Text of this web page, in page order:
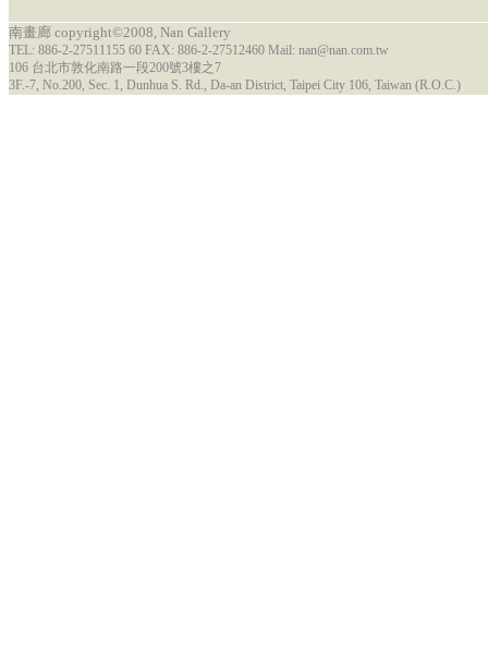
南畫廊 copyright©2008, Nan Gallery
TEL: 886-2-27511155 60 FAX: 886-2-27512460 Mail: nan@nan.com.tw
106 台北市敦化南路一段200號3樓之7
3F.-7, No.200, Sec. 1, Dunhua S. Rd., Da-an District, Taipei City 106, Taiwan (R.O.C.)